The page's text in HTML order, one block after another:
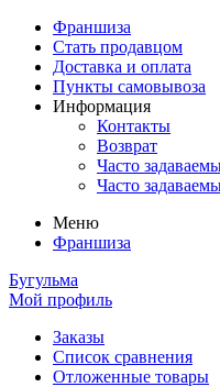
Франшиза
Стать продавцом
Доставка и оплата
Пункты самовывоза
Информация
Контакты
Возврат
Часто
Часто
Меню
Франшиза
Бугульма
Мой профиль
Заказы
Список сравнения
Отложенные товары